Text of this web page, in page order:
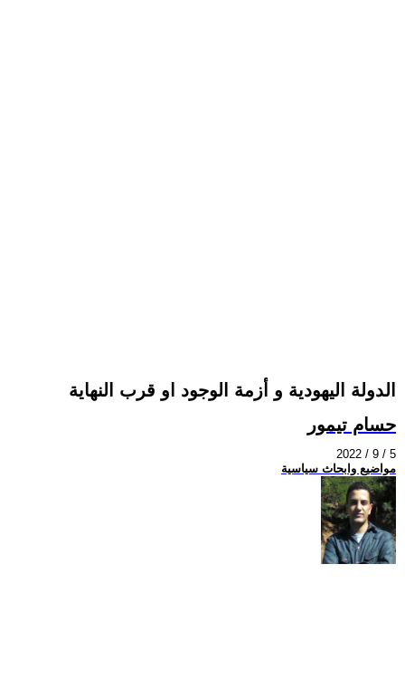
الدولة اليهودية و أزمة الوجود او قرب النهاية
حسام تيمور
2022 / 9 / 5
مواضيع وابحاث سياسية